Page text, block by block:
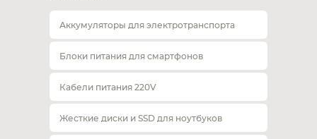
Аккумуляторы для электротранспорта
Блоки питания для смартфонов
Кабели питания 220V
Жесткие диски и SSD для ноутбуков